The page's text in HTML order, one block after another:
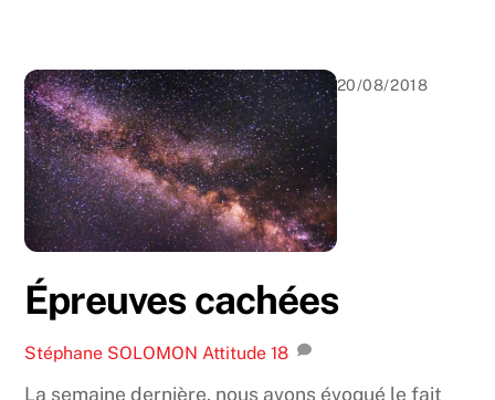
20/08/2018
Épreuves cachées
Stéphane SOLOMON Attitude 18
La semaine dernière, nous avons évoqué le fait